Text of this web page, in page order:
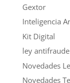
Gextor
Inteligencia
Kit Digital
ley antifraude
Novedades
Novedades